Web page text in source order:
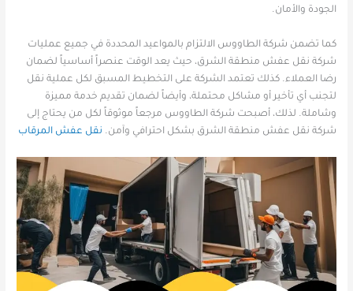
الجودة والأمان.
كما تضمن شركة الطاووس الالتزام بالمواعيد المحددة في جميع عمليات
شركة نقل عفش منطقة الشرق، حيث يعد الوقت عنصراً أساسياً لضمان
رضا العملاء. كذلك تعتمد الشركة على التخطيط المسبق لكل عملية نقل
لتجنب أي تأخير أو مشاكل محتملة، وأيضاً لضمان تقديم خدمة مميزة
وشاملة. لذلك، أصبحت شركة الطاووس مرجعاً موثوقاً لكل من يحتاج إلى
شركة نقل عفش منطقة الشرق بشكل احترافي وآمن. نقل عفش المرقاب